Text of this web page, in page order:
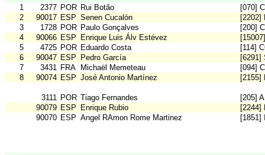
1
2377 POR Rui Botão
[070]
2
90017 ESP Senen Cucalón
[2202]
3
1728 POR Paulo Gonçalves
[200]
4
90066 ESP Enrique Luis Álv Estévez
5
4725 POR Eduardo Costa
[114]
6
90047 ESP Pedro García
[6291]
7
3431 FRA Michaël Memeteau
[094]
8
90074 ESP José Antonio Martínez [2155]
3111 POR Tiago Fernandes
[205]
90079 ESP Enrique Rubio
[2244]
90070 ESP Angel RAmon Rome Martinez [1851]